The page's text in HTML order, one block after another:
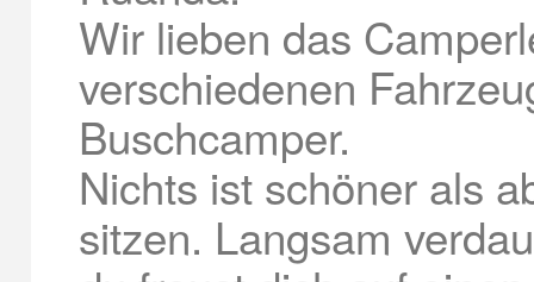
Wir lieben das
verschiedenen
Buschcamper.
Nichts ist schöner als
sitzen. Langsam